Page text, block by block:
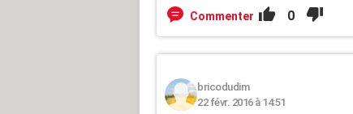
Commenter 0
bricodudim
22 févr. 2016 à 14:51